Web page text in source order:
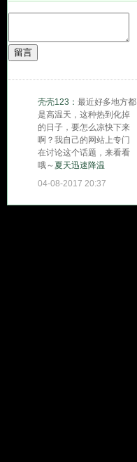
留言
壳壳123： 最近好多地方都
是高温天，这种热到化掉
的日子，要怎么凉快下来
啊？我自己的网站上专门
在讨论这个话题，来看看
哦～ 夏天迅速降温
04-08-2017 20:37